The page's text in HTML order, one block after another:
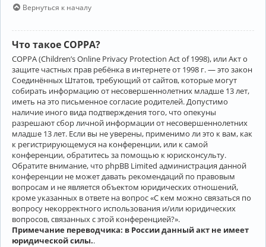
Вернуться к началу
Что такое COPPA?
COPPA (Children’s Online Privacy Protection Act of 1998), или Акт о
защите частных прав ребёнка в интернете от 1998 г. — это закон
Соединённых Штатов, требующий от сайтов, которые могут
собирать информацию от несовершеннолетних младше 13 лет,
иметь на это письменное согласие родителей. Допустимо
наличие иного вида подтверждения того, что опекуны
разрешают сбор личной информации от несовершеннолетних
младше 13 лет. Если вы не уверены, применимо ли это к вам, как
к регистрирующемуся на конференции, или к самой
конференции, обратитесь за помощью к юрисконсульту.
Обратите внимание, что phpBB Limited администрация данной
конференции не может давать рекомендаций по правовым
вопросам и не является объектом юридических отношений,
кроме указанных в ответе на вопрос «С кем можно связаться по
вопросу некорректного использования и/или юридических
вопросов, связанных с этой конференцией?».
Примечание переводчика: в России данный акт не имеет
юридической силы..